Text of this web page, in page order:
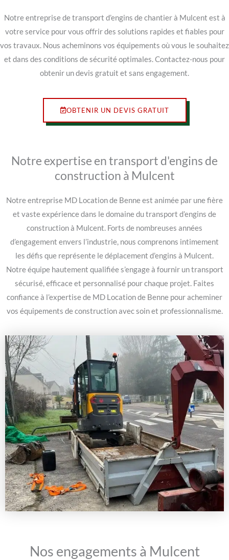
Notre entreprise de transport d’engins de chantier à Mulcent est à
votre service pour vous offrir des solutions rapides et fiables pour
vos travaux. Nous acheminons vos équipements où vous le souhaitez
et dans des conditions de sécurité optimales. Contactez-nous pour
obtenir un devis gratuit et sans engagement.
OBTENIR UN DEVIS GRATUIT
Notre expertise en transport d'engins de
construction à Mulcent
Notre entreprise MD Location de Benne est animée par une fière
et vaste expérience dans le domaine du transport d’engins de
construction à Mulcent. Forts de nombreuses années
d’engagement envers l’industrie, nous comprenons intimement
les défis que représente le déplacement d’engins à Mulcent.
Notre équipe hautement qualifiée s’engage à fournir un transport
sécurisé, efficace et personnalisé pour chaque projet. Faites
confiance à l’expertise de MD Location de Benne pour acheminer
vos équipements de construction avec soin et professionnalisme.
Nos engagements à Mulcent